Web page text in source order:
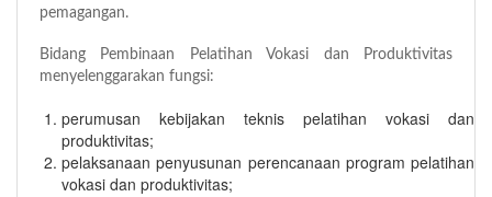
pemagangan.
Bidang Pembinaan Pelatihan Vokasi dan Produktivitas
menyelenggarakan fungsi:
perumusan kebijakan teknis pelatihan vokasi dan
produktivitas;
pelaksanaan penyusunan perencanaan program pelatihan
vokasi dan produktivitas;